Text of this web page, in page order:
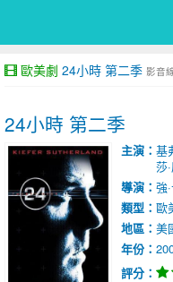
歐美劇 24小時 第二季 影音
24小時 第二季
主演： 基
莎
導演： 強
類型： 歐
地區： 美
年份：
評分：